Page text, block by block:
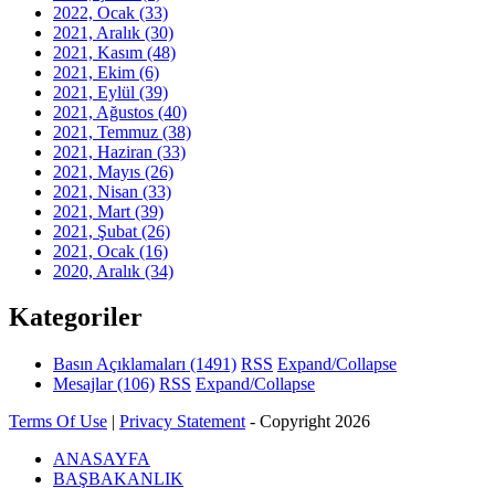
2022, Ocak (33)
2021, Aralık (30)
2021, Kasım (48)
2021, Ekim (6)
2021, Eylül (39)
2021, Ağustos (40)
2021, Temmuz (38)
2021, Haziran (33)
2021, Mayıs (26)
2021, Nisan (33)
2021, Mart (39)
2021, Şubat (26)
2021, Ocak (16)
2020, Aralık (34)
Kategoriler
Basın Açıklamaları (1491) RSS Expand/Collapse
Mesajlar(106) RSS Expand/Collapse
Terms Of Use | Privacy Statement - Copyright 2026
ANASAYFA
BAŞBAKANLIK